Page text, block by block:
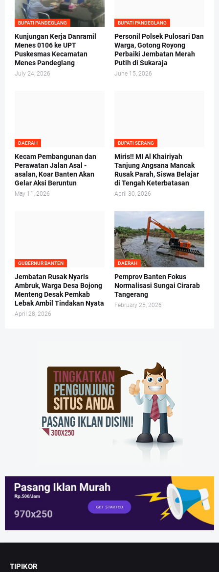
BUPATI PANDEGLANG
Kunjungan Kerja Danramil
Menes 0106 ke UPT
Puskesmas Kecamatan
Menes Pandeglang
July 24, 2026
BUPATI PANDEGLANG
Personil Polsek Pulosari Dan
Warga, Gotong Royong
Perbaiki Jembatan Merah
Putih di Sukaraja
June 15, 2026
DAERAH
Kecam Pembangunan dan
Perawatan Jalan Asal -
asalan, Koar Banten Akan
Gelar Aksi Beruntun
May 11, 2026
BUPATI SERANG
Miris!! MI Al Khairiyah
Tanjung Angsana Mancak
Rusak Parah, Siswa Belajar
di Tengah Keterbatasan
April 30, 2026
GUBERNUR BANTEN
Jembatan Rusak Nyaris
Ambruk, Warga Desa Bojong
Menteng Desak Pemkab
Lebak Ambil Tindakan Nyata
April 28, 2026
DAERAH
Pemprov Banten Fokus
Normalisasi Sungai Cirarab
Tangerang
February 25, 2026
TIPIKOR